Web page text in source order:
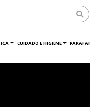
CUIDADO E HIGIENE